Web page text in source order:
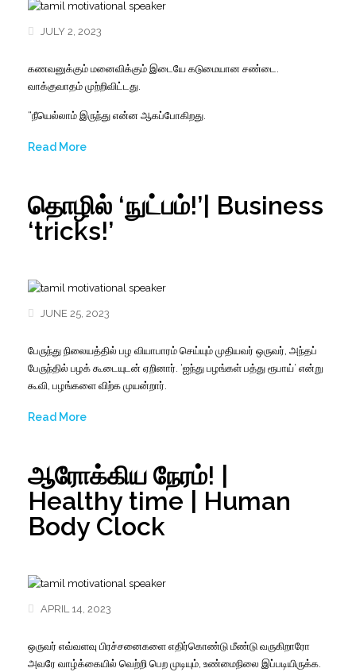
JULY 2, 2023
கணவனுக்கும் மனைவிக்கும் இடையே கடுமையான சண்டை.
வாக்குவாதம் முற்றிவிட்டது.
“நீயெல்லாம் இருந்து என்ன ஆகப்போகிறது.
Read More
தொழில் ‘நுட்பம்!’| Business
‘tricks!’
JUNE 25, 2023
பேருந்து நிலையத்தில் பழ வியாபாரம் செய்யும் முதியவர் ஒருவர், அந்தப்
பேருந்தில் பழக் கூடையுடன் ஏறினார். ‘ஐந்து பழங்கள் பத்து ரூபாய்’ என்று
கூவி, பழங்களை விற்க முயன்றார்.
Read More
ஆரோக்கிய நேரம்! |
Healthy time | Human
Body Clock
APRIL 14, 2023
ஒருவர் எவ்வளவு பிரச்சனைகளை எதிர்கொண்டு மீண்டு வருகிறாரோ
அவரே வாழ்க்கையில் வெற்றி பெற முடியும், உண்மைநிலை இப்படியிருக்க.